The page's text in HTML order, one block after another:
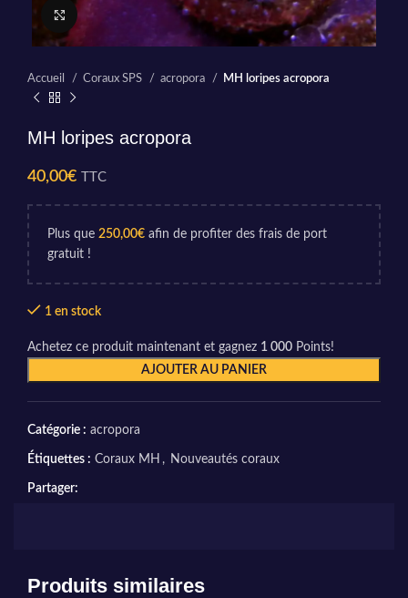
Cliquez pour agrandir
Accueil Coraux SPS acropora MH loripes acropora
MH loripes acropora
40,00€ TTC
Plus que 250,00€ afin de profiter des frais de port
gratuit !
1 en stock
Achetez ce produit maintenant et gagnez 1 000 Points!
AJOUTER AU PANIER
Catégorie : acropora
Étiquettes : Coraux MH , Nouveautés coraux
Partager:
Produits similaires